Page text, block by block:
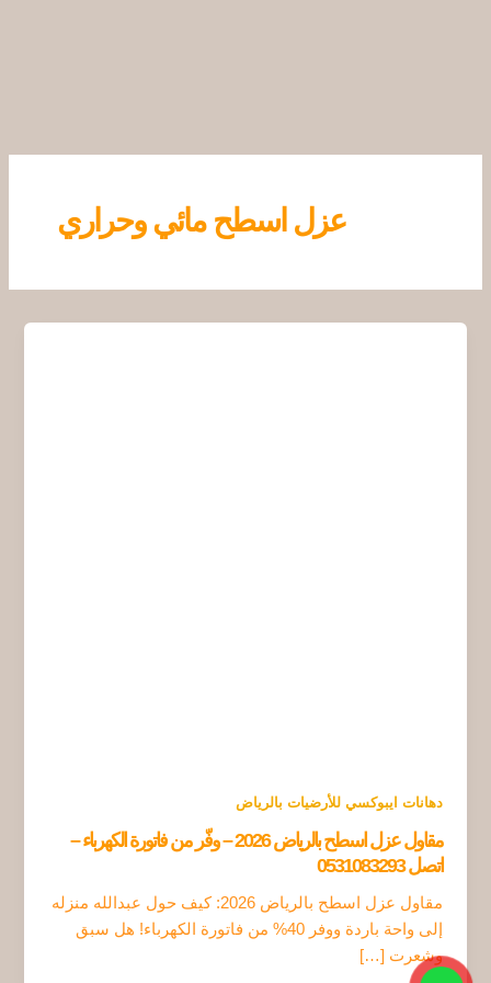
عزل اسطح مائي وحراري
دهانات ايبوكسي للأرضيات بالرياض
مقاول عزل اسطح بالرياض 2026 – وفّر من فاتورة الكهرباء –
اتصل 0531083293
مقاول عزل اسطح بالرياض 2026: كيف حول عبدالله منزله
إلى واحة باردة ووفر 40% من فاتورة الكهرباء! هل سبق
وشعرت […]